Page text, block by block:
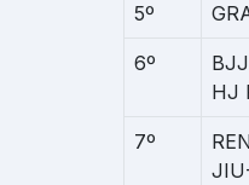
5º
6º
HJ
7º